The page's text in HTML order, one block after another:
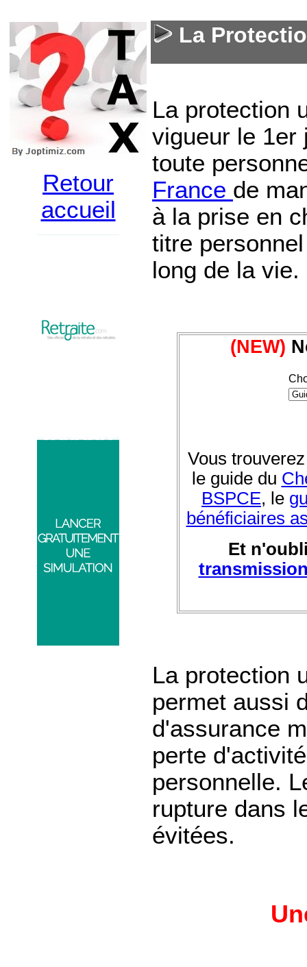
Retour
accueil
La
La protection
vigueur le 1er
toute
France de
à la prise en
titre
long de la vie.
(NEW)
Vous
le guide du
BSPCE, le
bénéficiaires
Et
La protection
permet aussi
d'assurance
perte
personnelle.
rupture dans
évitées.